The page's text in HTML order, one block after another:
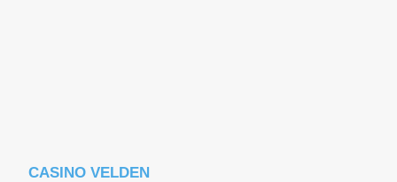
CASINO VELDEN